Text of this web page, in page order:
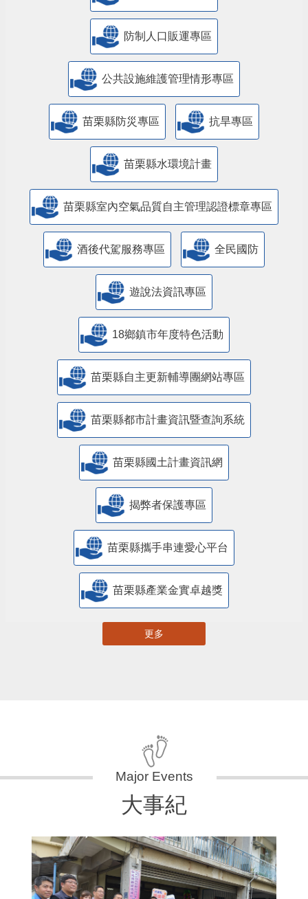
防制人口販運專區
​公共設施維護管理情形專區
苗栗縣防災專區 抗旱專區
苗栗縣水環境計畫
苗栗縣室內空氣品質自主管理認證標章專區
酒後代駕服務專區 全民國防
遊說法資訊專區
18鄉鎮市年度特色活動
苗栗縣自主更新輔導團網站專區
苗栗縣都市計畫資訊暨查詢系統
苗栗縣國土計畫資訊網
揭弊者保護專區
苗栗縣攜手串連愛心平台
苗栗縣產業金實卓越獎
更多
大事紀